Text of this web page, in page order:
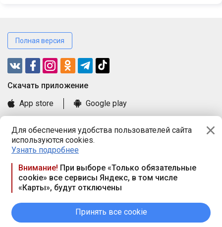
Для обеспечения удобства пользователей сайта
используются cookies.
Узнать подробнее
Внимание! При выборе «Только обязательные
cookie» все сервисы Яндекс, в том числе
«Карты», будут отключены
Принять все cookie
Полная версия
Cкачать приложение
App store
Google play
Книга замечаний и предложений
Правила и документы
Praca.by © 2000—2026, ООО «ПРАЦА БАЙ»
Республика Беларусь, 220114, г. Минск, пр-т Независимости
117а, пом. № 9.
вых. дн. — сб., вс.
Режим работы сайта — круглосуточно. E-mail ООО «ПРАЦА
БАЙ» editor@praca.by